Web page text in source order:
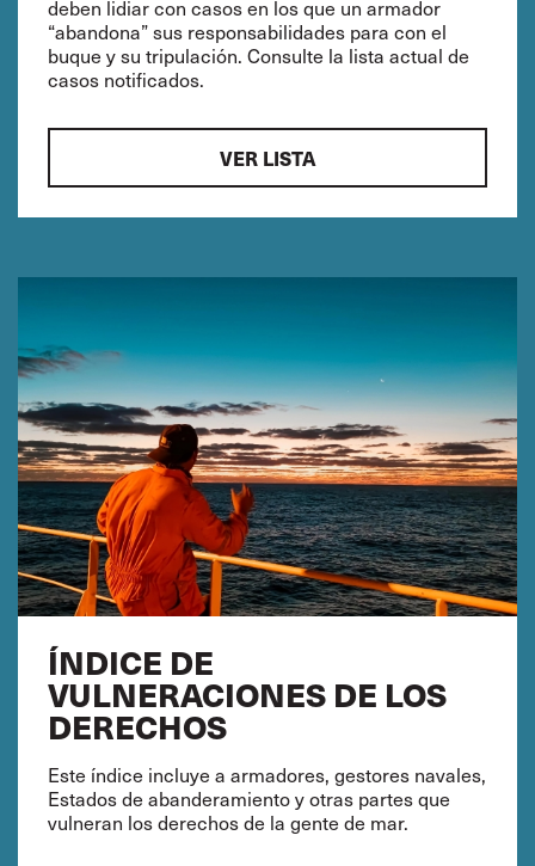
deben lidiar con casos en los que un armador
“abandona” sus responsabilidades para con el
buque y su tripulación. Consulte la lista actual de
casos notificados.
VER LISTA
ÍNDICE DE
VULNERACIONES DE LOS
DERECHOS
Este índice incluye a armadores, gestores navales,
Estados de abanderamiento y otras partes que
vulneran los derechos de la gente de mar.